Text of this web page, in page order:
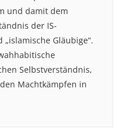
und damit dem
der IS-
Gläubige“.
Selbstverständnis,
Machtkämpfen in